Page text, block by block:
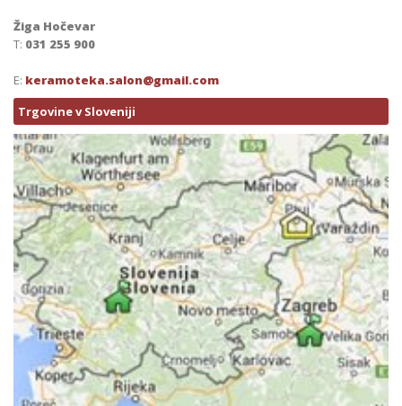
Žiga Hočevar
T: 031 255 900
E: keramoteka.salon@gmail.com
Trgovine v Sloveniji